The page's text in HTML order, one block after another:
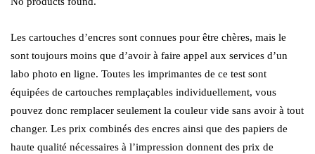
Les cartouches d’encres sont connues pour être chères, mais le
sont toujours moins que d’avoir à faire appel aux services d’un
labo photo en ligne. Toutes les imprimantes de ce test sont
équipées de cartouches remplaçables individuellement, vous
pouvez donc remplacer seulement la couleur vide sans avoir à tout
changer. Les prix combinés des encres ainsi que des papiers de
haute qualité nécessaires à l’impression donnent des prix de